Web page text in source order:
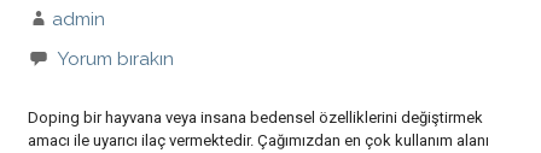
admin
Yorum bırakın
Doping bir hayvana veya insana bedensel özelliklerini değiştirmek
amacı ile uyarıcı ilaç vermektedir. Çağımızdan en çok kullanım alanı